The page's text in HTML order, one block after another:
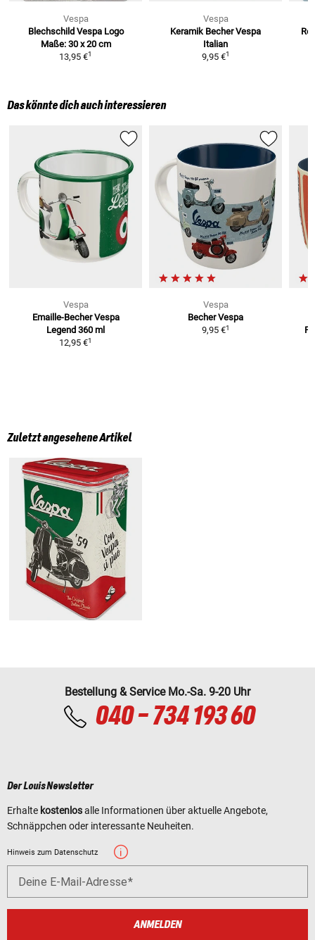
Vespa
Blechschild Vespa Logo
Maße: 30 x 20 cm
13,95 €1
Vespa
Keramik Becher Vespa
Italian
9,95 €1
Das könnte dich auch interessieren
Vespa
Emaille-Becher Vespa
Legend 360 ml
12,95 €1
Vespa
Becher Vespa
9,95 €1
Zuletzt angesehene Artikel
Bestellung & Service Mo.-Sa. 9-20 Uhr
040 - 734 193 60
Der Louis Newsletter
Erhalte kostenlosalle Informationen über aktuelle Angebote,
Schnäppchen oder interessante Neuheiten.
Hinweis zum Datenschutz
Deine E-Mail-Adresse
ANMELDEN